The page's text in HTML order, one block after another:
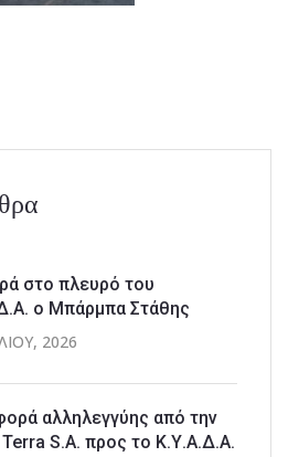
στο πλευρό του
ο Μπάρμπα Στάθης
2026
αλληλεγγύης από την
S.A. προς το Κ.Υ.Α.Δ.Α.